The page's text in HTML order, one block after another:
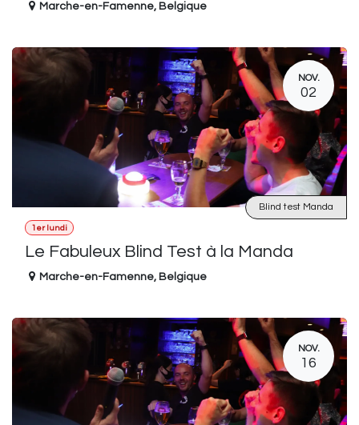
Marche-en-Famenne, Belgique
NOV.
02
1er lundi
Le Fabuleux Blind Test à la Manda
Blind test Manda
Marche-en-Famenne, Belgique
NOV.
16